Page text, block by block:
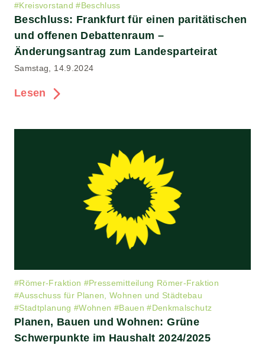
#Kreisvorstand #Beschluss
Beschluss: Frankfurt für einen paritätischen
und offenen Debattenraum –
Änderungsantrag zum Landesparteirat
Samstag, 14.9.2024
Lesen
#Römer-Fraktion #Pressemitteilung Römer-Fraktion
#Ausschuss für Planen, Wohnen und Städtebau
#Stadtplanung #Wohnen #Bauen #Denkmalschutz
Planen, Bauen und Wohnen: Grüne
Schwerpunkte im Haushalt 2024/2025